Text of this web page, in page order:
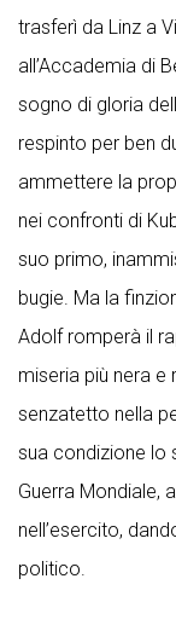
trasferì da Linz a
all’Accademia di
sogno di gloria
respinto per ben
ammettere la
nei confronti di
suo primo,
bugie. Ma la
Adolf romperà il
miseria più nera e
senzatetto nella
sua condizione lo
Guerra Mondiale,
nell’esercito,
politico.